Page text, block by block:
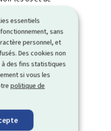
essentiels
sans
personnel, et
Des cookies non
des fins statistiques
si vous les
politique de
s’il y a un